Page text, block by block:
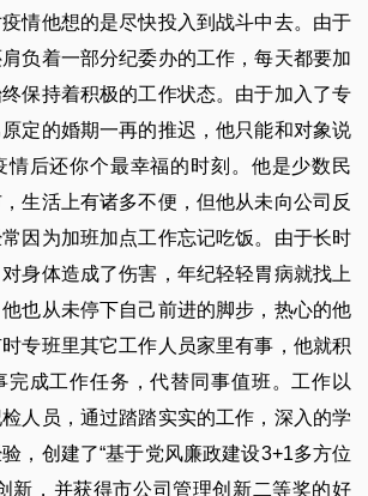
情他想的是尽快投入到战斗中去。由于
负着一部分纪委办的工作，每天都要加
保持着积极的工作状态。由于加入了专
定的婚期一再的推迟，他只能和对象说
情后还你个最幸福的时刻。他是少数民
生活上有诸多不便，但他从未向公司反
因为加班加点工作忘记吃饭。由于长时
身体造成了伤害，年纪轻轻胃病就找上
也从未停下自己前进的脚步，热心的他
专班里其它工作人员家里有事，他就积
完成工作任务，代替同事值班。工作以
人员，通过踏踏实实的工作，深入的学
，创建了“基于党风廉政建设3+1多方位
新，并获得市公司管理创新二等奖的好